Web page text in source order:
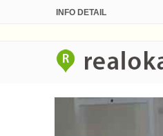
INFO DETAIL